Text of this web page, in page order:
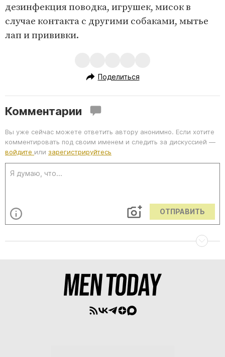
дезинфекция поводка, игрушек, мисок в
случае контакта с другими собаками, мытье
лап и прививки.
Поделиться
Комментарии
Вы уже сейчас можете ответить автору анонимно. Если хотите
комментировать под своим именем и следить за дискуссией —
войдите или зарегистрируйтесь
ОТПРАВИТЬ